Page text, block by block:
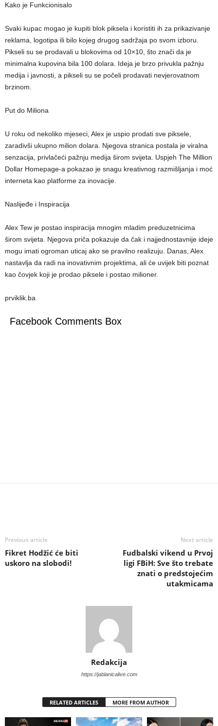
Kako je Funkcionisalo
Svaki kupac mogao je kupiti blok piksela i koristiti ih za prikazivanje
reklama, logotipa ili bilo kojeg drugog sadržaja po svom izboru.
Pikseli su se prodavali u blokovima od 10×10, što znači da je
minimalna kupovina bila 100 dolara. Ideja je brzo privukla pažnju
medija i javnosti, a pikseli su se počeli prodavati nevjerovatnom
brzinom.
Put do Miliona
U roku od nekoliko mjeseci, Alex je uspio prodati sve piksele,
zaradivši ukupno milion dolara. Njegova stranica postala je viralna
senzacija, privlačeći pažnju medija širom svijeta. Uspjeh The Million
Dollar Homepage-a pokazao je snagu kreativnog razmišljanja i moć
interneta kao platforme za inovacije.
Naslijeđe i Inspiracija
Alex Tew je postao inspiracija mnogim mladim preduzetnicima
širom svijeta. Njegova priča pokazuje da čak i najjednostavnije ideje
mogu imati ogroman uticaj ako se pravilno realizuju. Danas, Alex
nastavlja da radi na inovativnim projektima, ali će uvijek biti poznat
kao čovjek koji je prodao piksele i postao milioner.
prviklik.ba
Facebook Comments Box
Previous article
Fikret Hodžić će biti
uskoro na slobodi!
Next article
Fudbalski vikend u Prvoj
ligi FBiH: Sve što trebate
znati o predstojećim
utakmicama
Redakcija
https://jablanicalive.com
RELATED ARTICLES MORE FROM AUTHOR